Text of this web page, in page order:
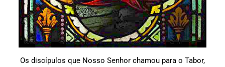
Os discípulos que Nosso Senhor chamou para o Tabor,